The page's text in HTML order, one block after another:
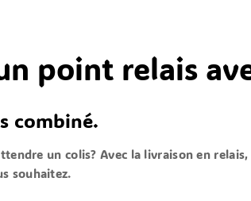
point relais
combiné.
un colis? Avec la livraison en
souhaitez.